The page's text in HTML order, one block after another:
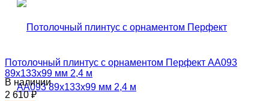
Потолочный плинтус с орнаментом Перфект AA093
89х133х99 мм 2,4 м
В наличии
2 610₽